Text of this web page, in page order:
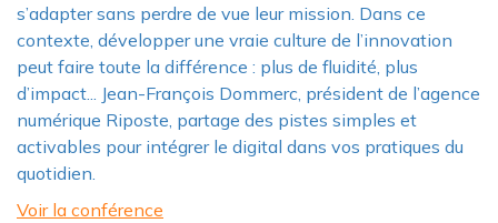
s’adapter sans perdre de vue leur mission. Dans ce
contexte, développer une vraie culture de l’innovation
peut faire toute la différence : plus de fluidité, plus
d’impact... Jean-François Dommerc, président de l’agence
numérique Riposte, partage des pistes simples et
activables pour intégrer le digital dans vos pratiques du
quotidien.
Voir la conférence